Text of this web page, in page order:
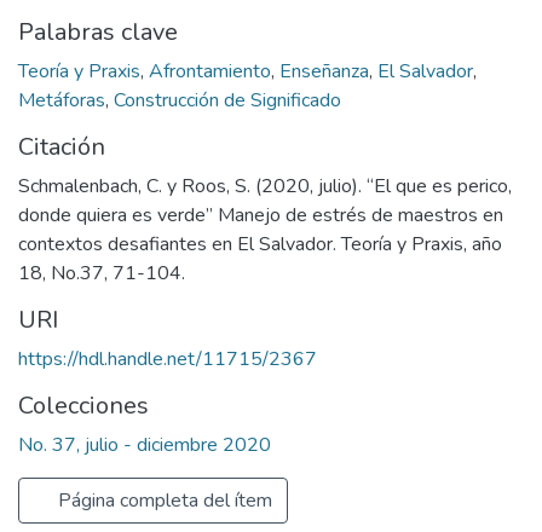
Palabras clave
Teoría y Praxis, Afrontamiento, Enseñanza, El Salvador,
Metáforas, Construcción de Significado
Citación
Schmalenbach, C. y Roos, S. (2020, julio). “El que es perico,
donde quiera es verde” Manejo de estrés de maestros en
contextos desafiantes en El Salvador. Teoría y Praxis, año
18, No.37, 71-104.
URI
https://hdl.handle.net/11715/2367
Colecciones
No. 37, julio - diciembre 2020
Página completa del ítem